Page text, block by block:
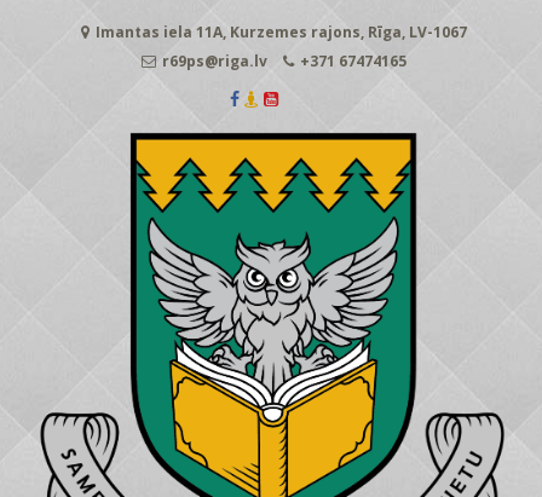
Imantas iela 11A, Kurzemes rajons, Rīga, LV-1067
r69ps@riga.lv
+371 67474165